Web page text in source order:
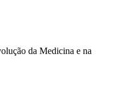
da Medicina e na